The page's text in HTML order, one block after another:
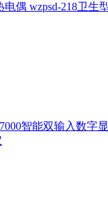
电偶 wzpsd-218卫生
智能双输入数字